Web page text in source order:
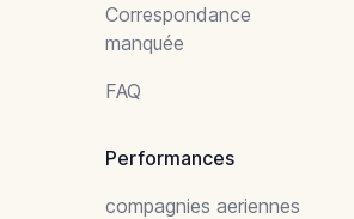
Correspondance
manquée
FAQ
Performances
compagnies aeriennes